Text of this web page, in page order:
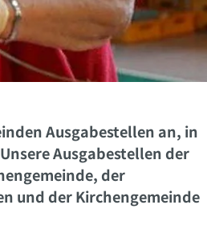
Ausgabestellen an, in
Ausgabestellen der
der
und der Kirchengemeinde